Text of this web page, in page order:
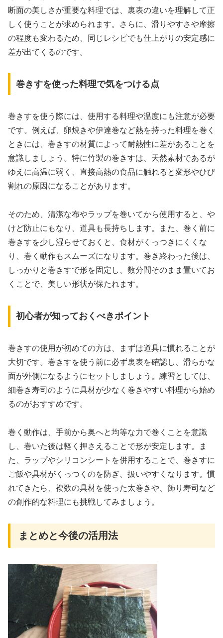
断面の美しさが重要な料理では、裏表の違いを理解して正
しく使うことが求められます。さらに、滑りやすさや摩擦
の程度も変わるため、同じレシピでも仕上がりの安定感に
差が出てくるのです。
巻きすを使った料理で気をつける点
巻きすを使う際には、使用する料理や温度にも注意が必要
です。例えば、卵焼きや伊達巻など熱を持った料理を巻く
ときには、巻きすの材質によって耐熱性に差があることを
意識しましょう。特に竹製の巻きすは、天然素材であるが
ゆえに高温に弱く、直接高熱の食品に触れると変形やひび
割れの原因になることがあります。
そのため、清潔な布やラップを巻いてから使用すると、や
けど防止にもなり、道具も長持ちします。また、巻く前に
巻きすを少し湿らせておくと、食材がくっつきにくくな
り、巻く動作もスムーズになります。巻き終わった後は、
しっかりと巻きすで形を固定し、数分間そのまま置いてお
くことで、美しい形状が保たれます。
初心者が知っておくべきポイント
巻きすの使用が初めての方は、まずは道具に慣れることが
大切です。巻きすを使う前に必ず裏表を確認し、滑らかな
面が外側になるようにセットしましょう。練習としては、
細巻き寿司のように具材が少なく巻きやすい料理から始め
るのがおすすめです。
巻く動作は、手前から奥へと均等な力で巻くことを意識
し、巻いた後は軽く押さえることで形が安定します。ま
た、ラップやシリコンシートを併用することで、巻きすに
ご飯や具材がくっつくのを防ぎ、扱いやすくなります。慣
れてきたら、複数の具材を使った太巻きや、飾り寿司など
の創作的な料理にも挑戦してみましょう。
まとめと今後の活用法